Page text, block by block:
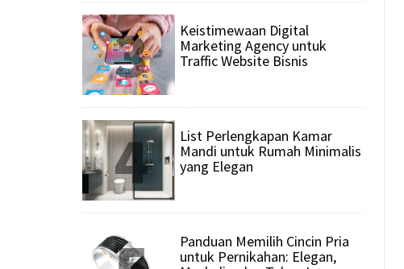
3
Keistimewaan Digital
Marketing Agency untuk
Traffic Website Bisnis
4
List Perlengkapan Kamar
Mandi untuk Rumah Minimalis
yang Elegan
Panduan Memilih Cincin Pria
untuk Pernikahan: Elegan,